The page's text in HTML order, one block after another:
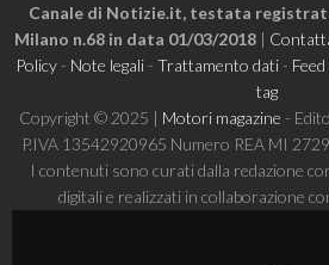
Canale di Notizie.it, testata
Milano n.68 in data 01/03/2018|
Policy- Note legali- Trattamento dati- Feed
tag
Copyright © 2025 | Motori magazine -
P.IVA 13542920965 Numero REA MI
I contenuti sono curati dalla redazione
digitali e realizzati in collaborazione